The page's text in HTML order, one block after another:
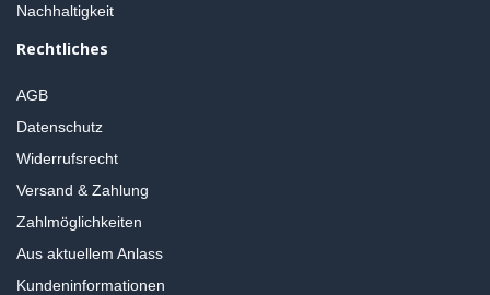
Nachhaltigkeit
Rechtliches
AGB
Datenschutz
Widerrufsrecht
Versand & Zahlung
Zahlmöglichkeiten
Aus aktuellem Anlass
Kundeninformationen